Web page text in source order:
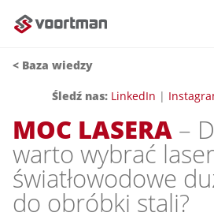
< Baza wiedzy
Śledź nas: LinkedIn |
MOC LASERA –
warto wybrać
światłowodowe
do obróbki stali?